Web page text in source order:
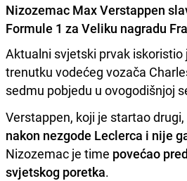
Nizozemac Max Verstappen
Formule 1 za Veliku nagradu
Aktualni svjetski prvak
trenutku vodećeg vozača
sedmu pobjedu u ovogodišnjoj
Verstappen, koji je startao drugi,
nakon nezgode Leclerca i nije
Nizozemac je time povećao
svjetskog poretka.